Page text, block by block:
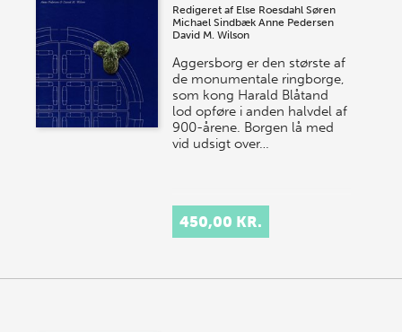
Redigeret af Else Roesdahl Søren
Michael Sindbæk Anne Pedersen
David M. Wilson
Aggersborg er den største af
de monumentale ringborge,
som kong Harald Blåtand
lod opføre i anden halvdel af
900-årene. Borgen lå med
vid udsigt over…
450,00 KR.